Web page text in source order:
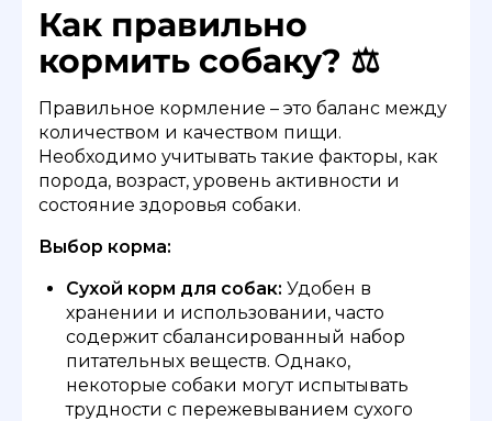
Как правильно
кормить собаку? ⚖️
Правильное кормление – это баланс между
количеством и качеством пищи.
Необходимо учитывать такие факторы, как
порода, возраст, уровень активности и
состояние здоровья собаки.
Выбор корма:
Сухой корм для собак: Удобен в
хранении и использовании, часто
содержит сбалансированный набор
питательных веществ. Однако,
некоторые собаки могут испытывать
трудности с пережевыванием сухого